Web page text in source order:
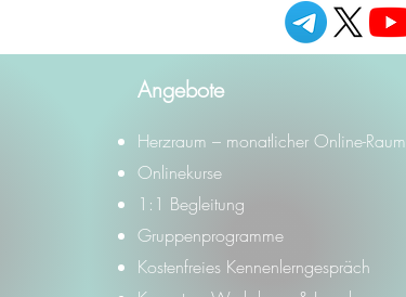
Angebote
Herzraum – monatlicher Online-Raum
Onlinekurse
1:1 Begleitung
Gruppenprogramme
Kostenfreies Kennenlerngespräch